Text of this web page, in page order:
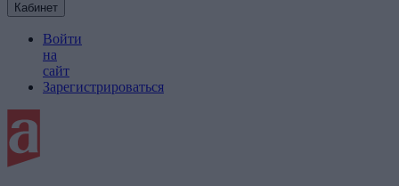
Кабинет
Войти
на
сайт
Зарегистрироваться